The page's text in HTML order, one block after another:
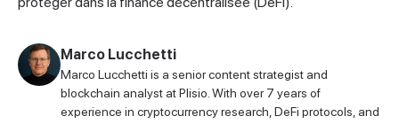
Marco Lucchetti
Marco Lucchetti is a senior content strategist and
blockchain analyst at Plisio. With over 7 years of
experience in cryptocurrency research, DeFi protocols, and